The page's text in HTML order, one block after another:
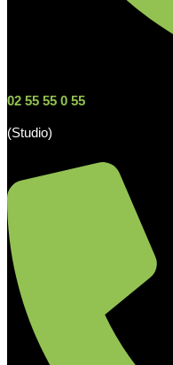
02 55 55 0 55
(Studio)